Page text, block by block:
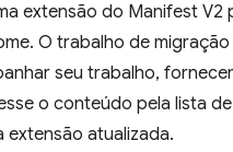
extensão do Manifest V2
O trabalho de
seu trabalho,
o conteúdo pela lista
extensão atualizada.